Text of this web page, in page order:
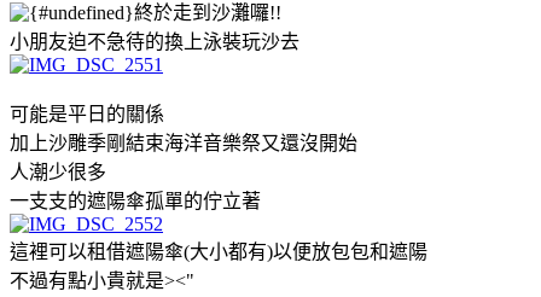
終於走到沙灘囉!!
小朋友迫不急待的換上泳裝玩沙去
可能是平日的關係
加上沙雕季剛結束海洋音樂祭又還沒開始
人潮少很多
一支支的遮陽傘孤單的佇立著
這裡可以租借遮陽傘(大小都有)以便放包包和遮陽
不過有點小貴就是><"